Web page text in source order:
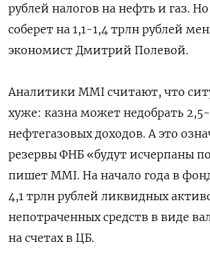
рублей налогов на нефть и газ.
соберет на 1,1-1,4 трлн рублей
экономист Дмитрий Полевой.
Аналитики MMI считают, что
хуже: казна может недобрать
нефтегазовых доходов. А это
резервы ФНБ «будут исчерпаны
пишет MMI. На начало года в
4,1 трлн рублей ликвидных
непотраченных средств в виде
на счетах в ЦБ.